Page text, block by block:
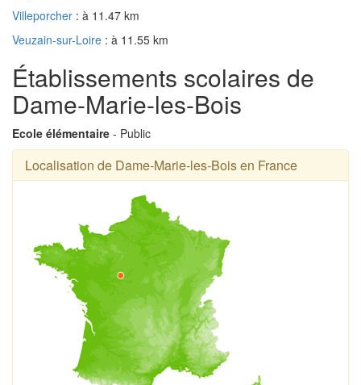
Villeporcher : à 11.47 km
Veuzain-sur-Loire : à 11.55 km
Établissements scolaires de
Dame-Marie-les-Bois
Ecole élémentaire - Public
Localisation de Dame-Marie-les-Bois en France